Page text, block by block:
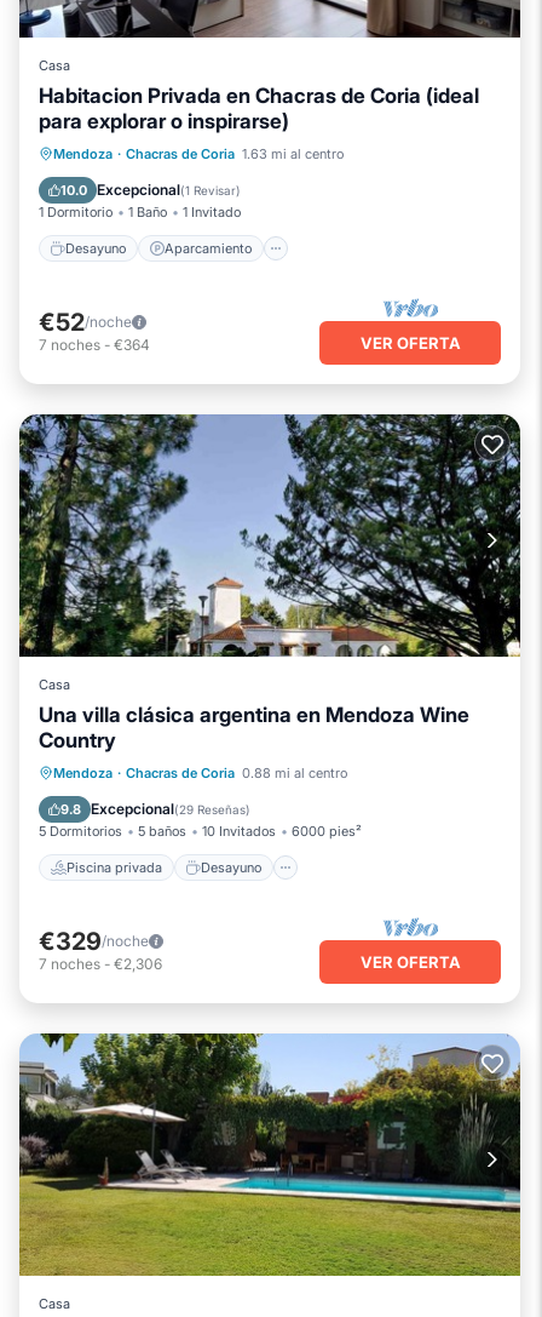
Casa
Habitacion Privada en Chacras de Coria (ideal
para explorar o inspirarse)
Mendoza · Chacras de Coria 1.63 mi al centro
10.0 Excepcional(1 Revisar)
1 Dormitorio 1 Baño 1 Invitado
Desayuno Aparcamiento
Desayuno Aparcamiento
Internet
€52/noche
7 noches - €364 VER OFERTA
Casa
Una villa clásica argentina en Mendoza Wine
Country
Mendoza · Chacras de Coria 0.88 mi al centro
9.8 Excepcional(29 Reseñas)
5 Dormitorios 5 baños 10 Invitados 6000 pies²
Piscina privada Desayuno
Piscina privada
Desayuno
Aparcamiento
€329/noche
7 noches - €2,306 VER OFERTA
Casa